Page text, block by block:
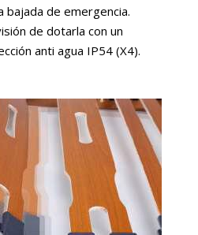
bajada de emergencia.
de dotarla con un
anti agua IP54 (X4).